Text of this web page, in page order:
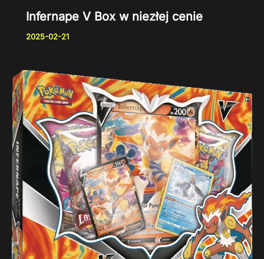
Infernape V Box w niezłej cenie
2025-02-21